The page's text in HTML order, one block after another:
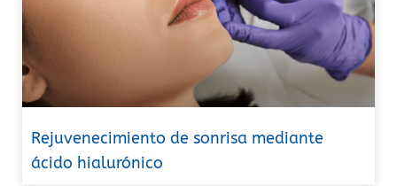
Rejuvenecimiento de sonrisa mediante
ácido hialurónico